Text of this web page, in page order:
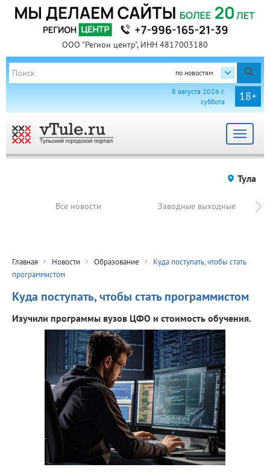
ООО "Регион центр", ИНН 4817003180
по новостям
18+
8 августа 2026 г.
суббота
Toggle
Тула
Все новости Заводные выходные
Главная Новости Образование
Куда поступать, чтобы стать
программистом
Куда поступать, чтобы стать программистом
Изучили программы вузов ЦФО и стоимость обучения.